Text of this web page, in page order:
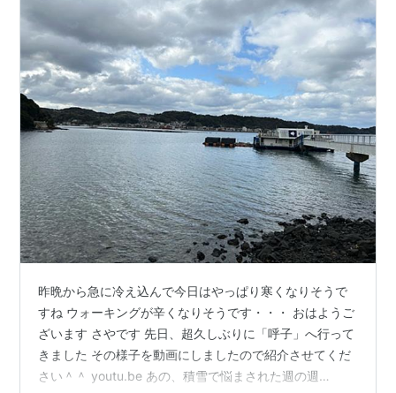
昨晩から急に冷え込んで今日はやっぱり寒くなりそうで
すね ウォーキングが辛くなりそうです・・・ おはようご
ざいます さやです 先日、超久しぶりに「呼子」へ行って
きました その様子を動画にしましたので紹介させてくだ
さい＾＾ youtu.be あの、積雪で悩まされた週の週